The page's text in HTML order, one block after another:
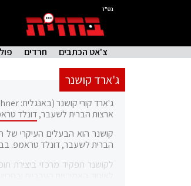
בס"ד
צ'אט הכתבים חרדים
ג'ארד קושנר
ארצות הברית לשעבר,דונלד
קושנר הוא הבעלים העיקרי של
הברית לשעבר, דונלד טראמפ. בבחירות לנשיאות ארצות
לקושנר תפקיד מרכזי ביצירת